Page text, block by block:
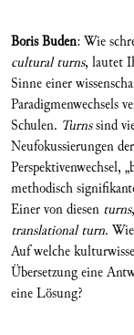
Boris Buden: Wie
cultural turns, lautet
Sinne einer
Paradigmenwechsels
Schulen. Turnssind
Neufokussierungen
Perspektivenwechsel,
methodisch
Einer von diesen turns
translational turn.
Auf welche
Übersetzung eine
eine Lösung?